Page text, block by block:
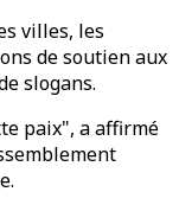
villes, les
de soutien aux
slogans.
paix", a affirmé